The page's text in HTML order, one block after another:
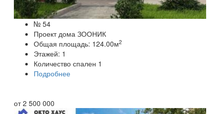
№ 54
Проект дома ЗООНИК
Общая площадь: 124.00м2
Этажей: 1
Количество спален 1
Подробнее
от2 500 000